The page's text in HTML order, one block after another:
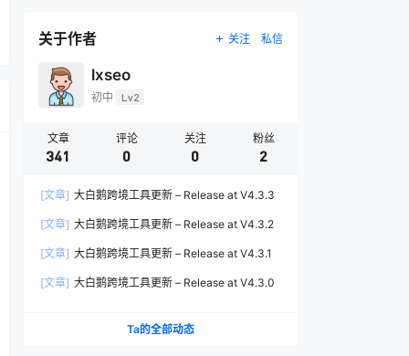
关于作者 关注 私信
lxseo
初中 Lv2
文章
341
评论
0
关注
0
粉丝
2
[文章] 大白鹅跨境工具更新 – Release at V4.3.3
[文章] 大白鹅跨境工具更新 – Release at V4.3.2
[文章] 大白鹅跨境工具更新 – Release at V4.3.1
[文章] 大白鹅跨境工具更新 – Release at V4.3.0
Ta的全部动态